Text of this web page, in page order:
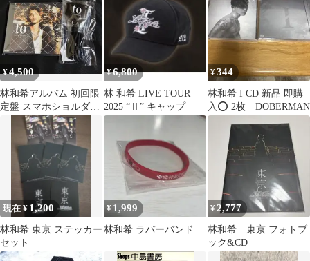
¥4,500
林和希アルバム 初回限
定盤 スマホショルダー
付き DVDなし
¥6,800
林 和希 LIVE TOUR
2025 “Ⅱ” キャップ
¥344
林和希 I CD 新品 即購
入⭕️ 2枚 DOBERMAN
現在 ¥ 1,200
林和希 東京 ステッカー
セット
¥ 1,999
林和希 ラバーバンド
¥2,777
林和希 東京 フォトブ
ック&CD